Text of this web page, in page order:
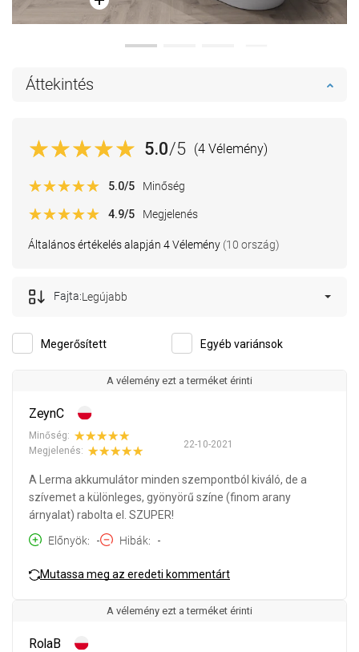
Áttekintés
5.0/5 (4 Vélemény)
Általános értékelés alapján 4 Vélemény (10 ország)
5.0/5 Minőség
4.9/5 Megjelenés
Megerősített Egyéb variánsok
Fajta:Legújabb
A vélemény ezt a terméket érinti
ZeynC
22-10-2021
Minőség:
Megjelenés:
A Lerma akkumulátor minden szempontból kiváló, de a
szívemet a különleges, gyönyörű színe (finom arany
árnyalat) rabolta el. SZUPER!
Előnyök
- Hibák -
Mutassa meg az eredeti kommentárt
A vélemény ezt a terméket érinti
RolaB